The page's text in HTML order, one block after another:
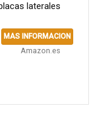
laterales
MAS INFORMACION
Amazon.es